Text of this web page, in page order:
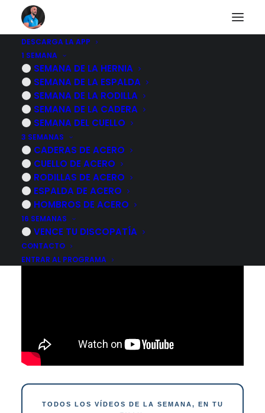
DESCARGA LA APP
1 SEMANA
SEMANA DE LA HERNIA
SEMANA DE LA ESPALDA
SEMANA DE LA RODILLA
SEMANA DE LA CADERA
SEMANA DEL CUELLO
3 SEMANAS
CADERAS DE ACERO
CUELLO DE ACERO
RODILLAS DE ACERO
ESPALDA DE ACERO
HOMBROS DE ACERO
16 SEMANAS
VENCE TU DISCOPATÍA
CONTACTO
ENTRAR AL PROGRAMA
7 EJERCICIOS para el
BRUXISMO
12 FEBRERO, 2024
TODOS LOS VÍDEOS DE LA SEMANA, EN TU